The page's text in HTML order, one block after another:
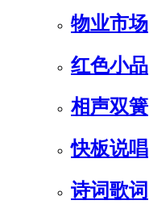
物业市场
红色小品
相声双簧
快板说唱
诗词歌词